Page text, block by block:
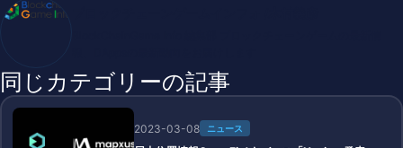
同じカテゴリーの記事
2023-03-08 ニュース